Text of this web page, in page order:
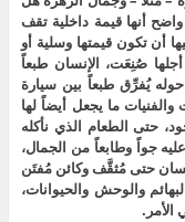
أنها قيمة داخلية تقف
أن تكون قيمتها وسلية أو
صُنِعَت، الإنسان طبعاً
يُفرِّق طبعاً بين سيارة
ما يجعل أيضاً لها
حتى الطعام الذي نأكله
جواً وطابعاً من الجمال،
حتى مُثقَّف وكائن مُفتَن
والوحش والحيوانات،
الأمر.